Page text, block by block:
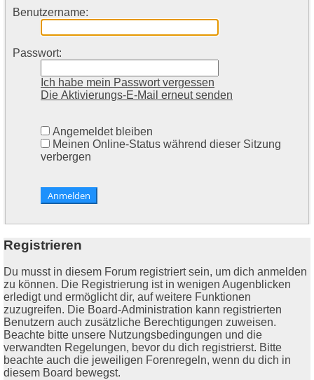
Benutzername:
Passwort:
Ich habe mein Passwort vergessen
Die Aktivierungs-E-Mail erneut senden
Angemeldet bleiben
Meinen Online-Status während dieser Sitzung
verbergen
Registrieren
Du musst in diesem Forum registriert sein, um dich anmelden
zu können. Die Registrierung ist in wenigen Augenblicken
erledigt und ermöglicht dir, auf weitere Funktionen
zuzugreifen. Die Board-Administration kann registrierten
Benutzern auch zusätzliche Berechtigungen zuweisen.
Beachte bitte unsere Nutzungsbedingungen und die
verwandten Regelungen, bevor du dich registrierst. Bitte
beachte auch die jeweiligen Forenregeln, wenn du dich in
diesem Board bewegst.